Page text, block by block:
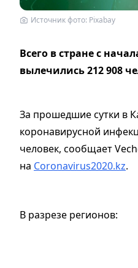
Источник фото: Рixabay
Всего в стране с
вылечились 212 908
За прошедшие сутки в
коронавирусной
человек, сообщает
на Coronavirus2020.kz.
В разрезе регионов: